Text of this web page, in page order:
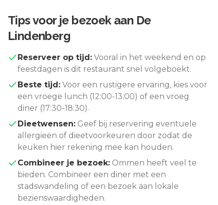
Tips voor je bezoek aan De
Lindenberg
Reserveer op tijd: Vooral in het weekend en op
feestdagen is dit restaurant snel volgeboekt.
Beste tijd: Voor een rustigere ervaring, kies voor
een vroege lunch (12:00-13:00) of een vroeg
diner (17:30-18:30).
Dieetwensen: Geef bij reservering eventuele
allergieën of dieetvoorkeuren door zodat de
keuken hier rekening mee kan houden.
Combineer je bezoek: Ommen heeft veel te
bieden. Combineer een diner met een
stadswandeling of een bezoek aan lokale
bezienswaardigheden.